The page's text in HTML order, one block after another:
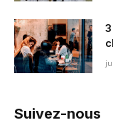
Suivez-nous